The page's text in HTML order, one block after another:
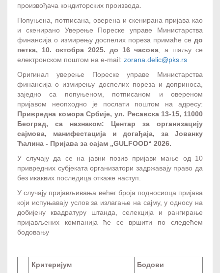
произвођача кондиторских производа.
Попуњена, потписана, оверена и скенирана пријава као
и скенирано Уверење Пореске управе Министарства
финансија о измирењу доспелих пореза примаће се до
петка, 10. октобра 2025. до 16 часова , а шаљу се
електронском поштом на e-mail: zorana.delic@pks.rs
Оригинал уверење Пореске управе Министарства
финансија о измирењу доспелих пореза и доприноса,
заједно са попуњеном, потписаном и овереном
пријавом неопходно је послати поштом на адресу:
Привредна комора Србије, ул. Ресавска 13-15, 11000
Београд, са назнаком: Центар за организацију
сајмова, манифестација и догађаја, за Јованку
Ћалина - Пријава за сајам „GULFOOD“ 2026.
У случају да се на јавни позив пријави мање од 10
привредних субјеката организатори задржавају право да
без икаквих последица откаже наступ.
У случају пријављивања већег броја подносиоца пријава
који испуњавају услов за излагање на сајму, у односу на
добијену квадратуру штанда, селекција и рангирање
пријављених компанија ће се вршити по следећем
бодовању
Критеријум Бодови